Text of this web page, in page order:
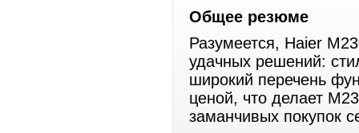
Общее резюме
Разумеется, Haier
удачных решений:
широкий перечень
ценой, что делает
заманчивых покупок